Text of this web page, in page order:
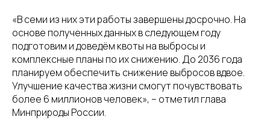
«В семи из них эти работы завершены досрочно. На
основе полученных данных в следующем году
подготовим и доведём квоты на выбросы и
комплексные планы по их снижению. До 2036 года
планируем обеспечить снижение выбросов вдвое.
Улучшение качества жизни смогут почувствовать
более 6 миллионов человек», – отметил глава
Минприроды России.